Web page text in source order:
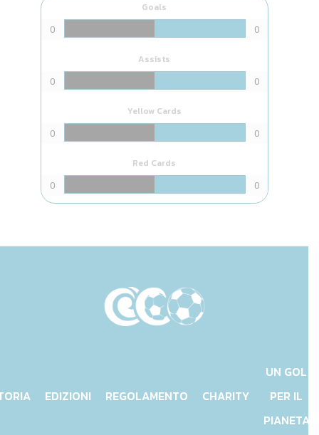
Goals
0 0
Assists
0 0
Yellow Cards
0 0
Red Cards
0 0
EDIZIONI REGOLAMENTO CHARITY
UN GOL
PER IL
PIANETA